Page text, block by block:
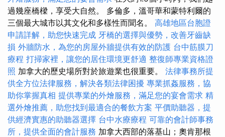
過幾座橋樑，享受大自然。 多倫多，溫哥華和蒙特利爾的
三個最大城市以其文化和多樣性而聞名。 高雄地區台胞證
申請詳解，助您快速完成 牙橋的選擇與優勢，改善牙齒缺
損 外牆防水，為您的房屋外牆提供有效的防護 台中筋膜刀
療程 打掃家裡，讓您的居住環境更舒適 整復師專業資格證
照 加拿大的歷史場所對於旅遊業也很重要。 法律事務所提
供全方位法律服務，解決各類法律困擾 專業抓姦服務，協
助你掌握真相 提供專業的外燴服務，滿足您的宴會需求 精
選外燴推薦，助您找到最適合的餐飲方案 平價助聽器，提
供經濟實惠的助聽器選擇 台中水療療程 可靠的會計師事務
所，提供全面的會計服務 加拿大西部的落基山；奧肯那根